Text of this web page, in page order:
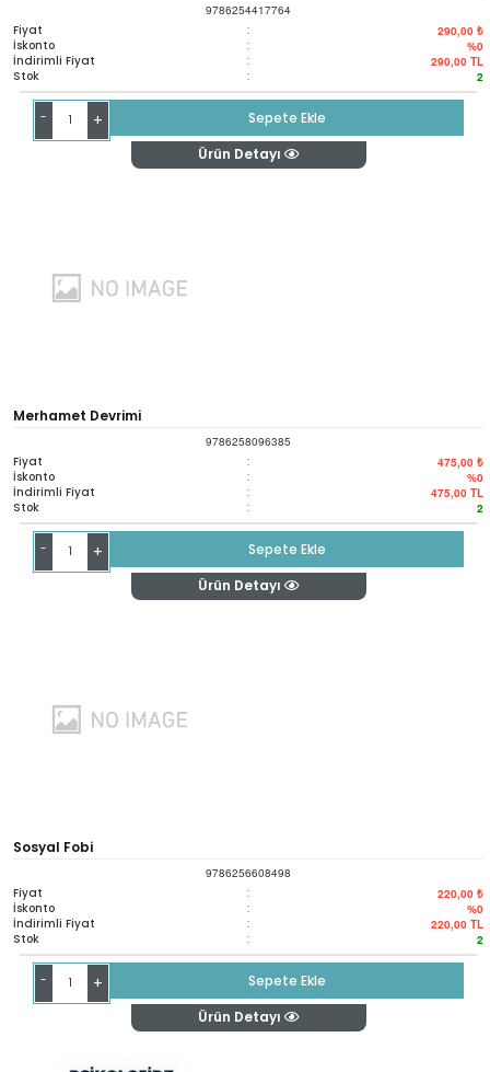
9786254417764
Fiyat : 290,00 ₺
İskonto : %0
İndirimli Fiyat : 290,00 TL
Stok : 2
- +
Sepete Ekle
Ürün Detayı
Merhamet Devrimi
9786258096385
Fiyat : 475,00 ₺
İskonto : %0
İndirimli Fiyat : 475,00 TL
Stok : 2
- +
Sepete Ekle
Ürün Detayı
Sosyal Fobi
9786256608498
Fiyat : 220,00 ₺
İskonto : %0
İndirimli Fiyat : 220,00 TL
Stok : 2
- +
Sepete Ekle
Ürün Detayı